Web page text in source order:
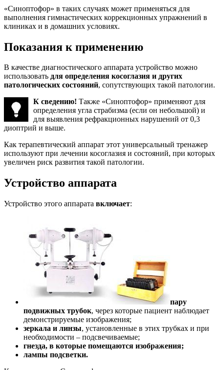
«Синоптофор» в таких случаях может применяться для
выполнения гимнастических коррекционных упражнений в
клиниках и в домашних условиях.
Показания к применению
В качестве диагностического аппарата устройство можно
использовать для определения косоглазия и других
патологических состояний, сопутствующих такой патологии.
К сведению! Также «Синоптофор» применяют для
определения угла страбизма (если он небольшой) и
для выявления рефракционных нарушений от 0,3
диоптрий и выше.
Как терапевтический аппарат этот универсальный тренажер
используют при лечении косоглазия и состояний, при которых
увеличен риск развития такой патологии.
Устройство аппарата
Устройство этого аппарата включает:
пару
подвижных трубок, через которые пациент наблюдает
демонстрируемые изображения;
зеркала и линзы, установленные в этих трубках и при
необходимости – подсвечиваемые;
гнезда, в которые помещаются изображения;
лампы подсветки.